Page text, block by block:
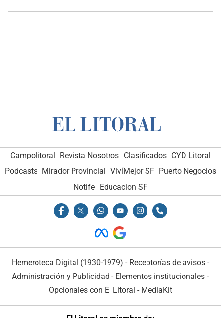
Campolitoral Revista Nosotros Clasificados CYD Litoral
Podcasts Mirador Provincial VivíMejor SF Puerto Negocios
Notife Educacion SF
Hemeroteca Digital (1930-1979) - Receptorías de avisos -
Administración y Publicidad - Elementos institucionales -
Opcionales con El Litoral - MediaKit